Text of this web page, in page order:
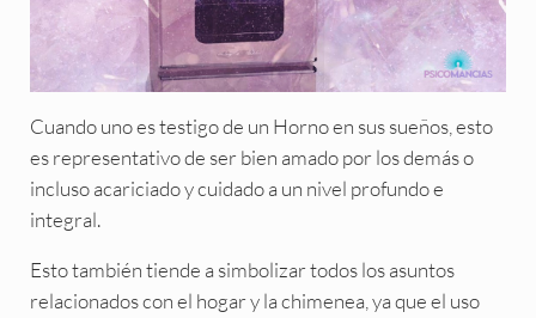
Cuando uno es testigo de un Horno en sus sueños, esto
es representativo de ser bien amado por los demás o
incluso acariciado y cuidado a un nivel profundo e
integral.
Esto también tiende a simbolizar todos los asuntos
relacionados con el hogar y la chimenea, ya que el uso